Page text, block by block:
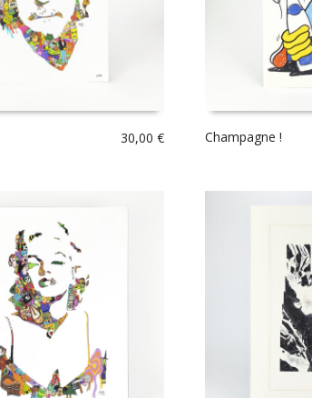
30,00€ Champagne !